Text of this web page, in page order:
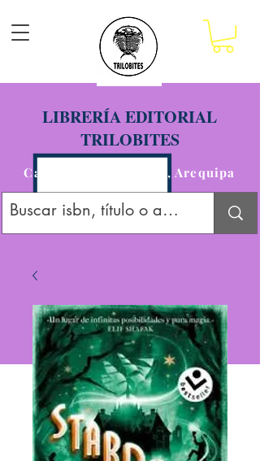
LIBRERÍA EDITORIAL
TRILOBITES
Calle San Agustín 201, Arequipa